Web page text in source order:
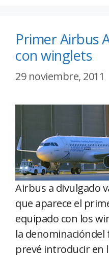
Primer Airbus
con winglets
29 noviembre, 2011
Airbus a divulgado
que aparece el
equipado con los
la denominacióndel
prevé introducir en